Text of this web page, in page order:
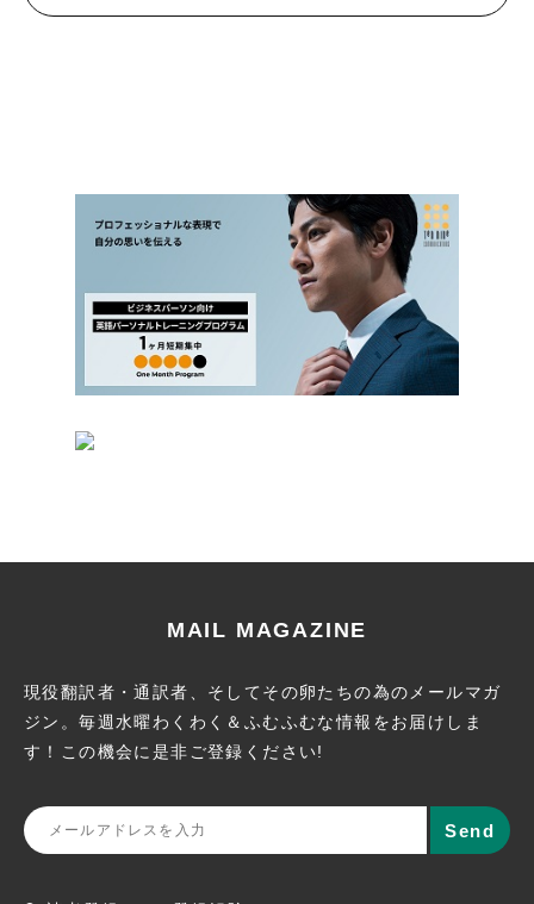
MAIL MAGAZINE
現役翻訳者・通訳者、そしてその卵たちの為のメールマガ
ジン。毎週水曜わくわく＆ふむふむな情報をお届けしま
す！この機会に 是非ご登録ください!